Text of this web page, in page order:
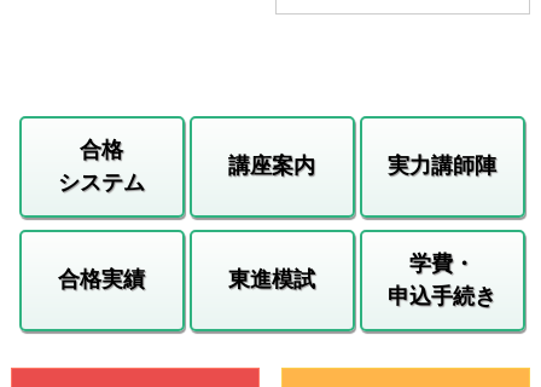
合格
システム
講座案内 実力講師陣
合格実績 東進模試
学費・
申込手続き